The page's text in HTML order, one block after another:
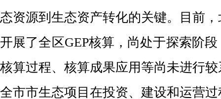
态资源到生态资产转化的关键。目前
开展了全区GEP核算，尚处于探索阶
核算过程、核算成果应用等尚未进行
全市市生态项目在投资、建设和运营